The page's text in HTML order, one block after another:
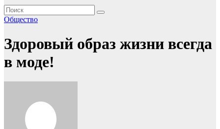
Общество
Здоровый образ жизни всегда
в моде!